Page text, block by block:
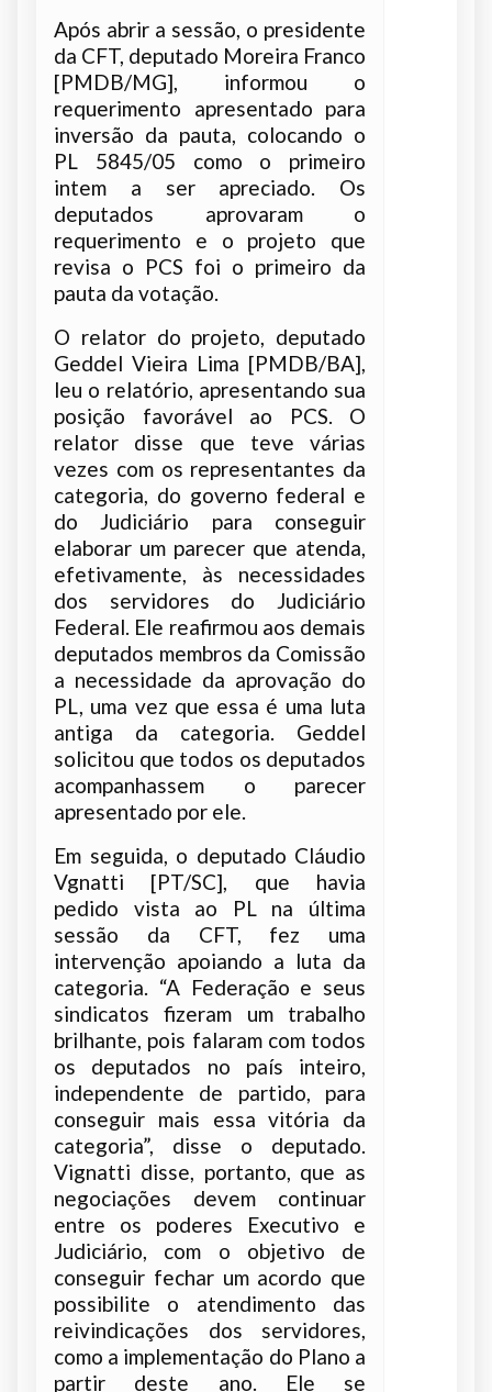
Após abrir a sessão, o presidente
da CFT, deputado Moreira Franco
[PMDB/MG], informou o
requerimento apresentado para
inversão da pauta, colocando o
PL 5845/05 como o primeiro
intem a ser apreciado. Os
deputados aprovaram o
requerimento e o projeto que
revisa o PCS foi o primeiro da
pauta da votação.
O relator do projeto, deputado
Geddel Vieira Lima [PMDB/BA],
leu o relatório, apresentando sua
posição favorável ao PCS. O
relator disse que teve várias
vezes com os representantes da
categoria, do governo federal e
do Judiciário para conseguir
elaborar um parecer que atenda,
efetivamente, às necessidades
dos servidores do Judiciário
Federal. Ele reafirmou aos demais
deputados membros da Comissão
a necessidade da aprovação do
PL, uma vez que essa é uma luta
antiga da categoria. Geddel
solicitou que todos os deputados
acompanhassem o parecer
apresentado por ele.
Em seguida, o deputado Cláudio
Vgnatti [PT/SC], que havia
pedido vista ao PL na última
sessão da CFT, fez uma
intervenção apoiando a luta da
categoria. “A Federação e seus
sindicatos fizeram um trabalho
brilhante, pois falaram com todos
os deputados no país inteiro,
independente de partido, para
conseguir mais essa vitória da
categoria”, disse o deputado.
Vignatti disse, portanto, que as
negociações devem continuar
entre os poderes Executivo e
Judiciário, com o objetivo de
conseguir fechar um acordo que
possibilite o atendimento das
reivindicações dos servidores,
como a implementação do Plano a
partir deste ano. Ele se